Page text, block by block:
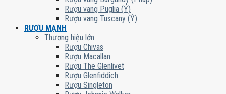
Rượu vang Puglia (Ý)
Rượu vang Tuscany (Ý)
RƯỢU MẠNH
Thương hiệu lớn
Rượu Chivas
Rượu Macallan
Rượu The Glenlivet
Rượu Glenfiddich
Rượu Singleton